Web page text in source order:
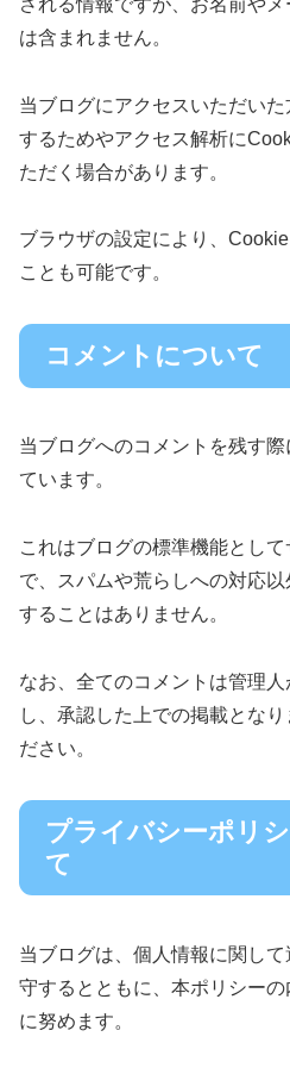
は含まれません。
当ブログにアクセスいただい
するためやアクセス解析に
ただく場合があります。
ブラウザの設定により、
ことも可能です。
コメントについて
当ブログへのコメントを残す
ています。
これはブログの標準機能とし
で、スパムや荒らしへの対応
することはありません。
なお、全てのコメントは管理
し、承認した上での掲載とな
ださい。
プライバシーポリ
て
当ブログは、個人情報に関し
守するとともに、本ポリシー
に努めます。